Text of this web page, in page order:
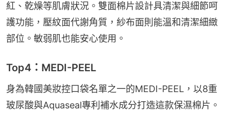
紅、乾燥等肌膚狀況。雙面棉片設計具清潔與細節呵
護功能，壓紋面代謝角質，紗布面則能溫和清潔細緻
部位。敏弱肌也能安心使用。
Top4：MEDI-PEEL
身為韓國美妝控口袋名單之一的MEDI-PEEL，以8重
玻尿酸與Aquaseal專利補水成分打造這款保濕棉片。